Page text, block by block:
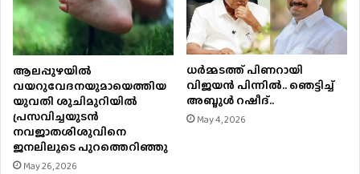
ആലപ്പുഴയിൽ
വയറുവേദനയുമായെത്തിയ
യുവതി ശുചിമുറിയിൽ
പ്രസവിച്ചയുടൻ
നവജാതശിശുവിനെ
ജനലിലൂടെ പുറത്തെറിഞ്ഞു
May 26, 2026
ധര്‍മ്മടത്ത് പിണറായി
വിജയന്‍ പിന്നില്‍.. ഞെട്ടിച്ച്
അബ്ദുൾ റഷീദ്..
May 4, 2026